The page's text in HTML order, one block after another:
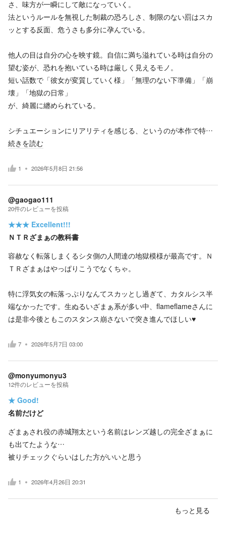
さ、味方が一瞬にして敵になっていく。
法というルールを無視した制裁の恐ろしさ、制限のない罰はスカ
ッとする反面、危うさも多分に孕んでいる。
他人の目は自分の心を映す鏡。自信に満ち溢れている時は自分の
望む姿が、恐れを抱いている時は厳しく見えるモノ。
短い話数で「彼女が変質していく様」「無理のない下準備」「崩
壊」「地獄の日常」
が、綺麗に纏められている。
シチュエーションにリアリティを感じる、というのが本作で特…
続きを読む
1 2026年5月8日 21:56
@gaogao111
20件のレビューを投稿
★★★ Excellent!!!
ＮＴＲざまぁの教科書
容赦なく転落しまくるシタ側の人間達の地獄模様が最高です。Ｎ
ＴＲざまぁはやっぱりこうでなくちゃ。
特に浮気女の転落っぷりなんてスカッとし過ぎて、カタルシス半
端なかったです。生ぬるいざまぁ系が多い中、flameflameさんに
は是非今後ともこのスタンス崩さないで突き進んでほしい♥️
7 2026年5月7日 03:00
@monyumonyu3
12件のレビューを投稿
★ Good!
名前だけど
ざまぁされ役の赤城翔太という名前はレンズ越しの完全ざまぁに
も出てたような…
被りチェックぐらいはした方がいいと思う
1 2026年4月26日 20:31
もっと見る